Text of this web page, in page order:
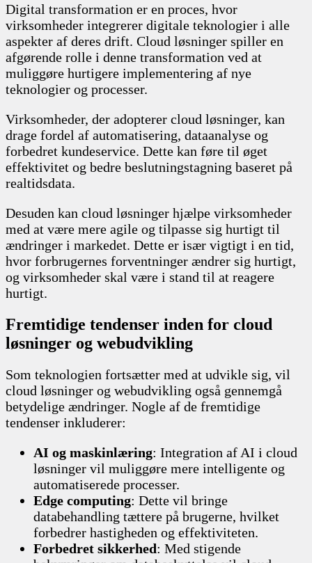
Digital transformation er en proces, hvor
virksomheder integrerer digitale teknologier i alle
aspekter af deres drift. Cloud løsninger spiller en
afgørende rolle i denne transformation ved at
muliggøre hurtigere implementering af nye
teknologier og processer.
Virksomheder, der adopterer cloud løsninger, kan
drage fordel af automatisering, dataanalyse og
forbedret kundeservice. Dette kan føre til øget
effektivitet og bedre beslutningstagning baseret på
realtidsdata.
Desuden kan cloud løsninger hjælpe virksomheder
med at være mere agile og tilpasse sig hurtigt til
ændringer i markedet. Dette er især vigtigt i en tid,
hvor forbrugernes forventninger ændrer sig hurtigt,
og virksomheder skal være i stand til at reagere
hurtigt.
Fremtidige tendenser inden for cloud
løsninger og webudvikling
Som teknologien fortsætter med at udvikle sig, vil
cloud løsninger og webudvikling også gennemgå
betydelige ændringer. Nogle af de fremtidige
tendenser inkluderer:
AI og maskinlæring: Integration af AI i cloud
løsninger vil muliggøre mere intelligente og
automatiserede processer.
Edge computing: Dette vil bringe
databehandling tættere på brugerne, hvilket
forbedrer hastigheden og effektiviteten.
Forbedret sikkerhed: Med stigende